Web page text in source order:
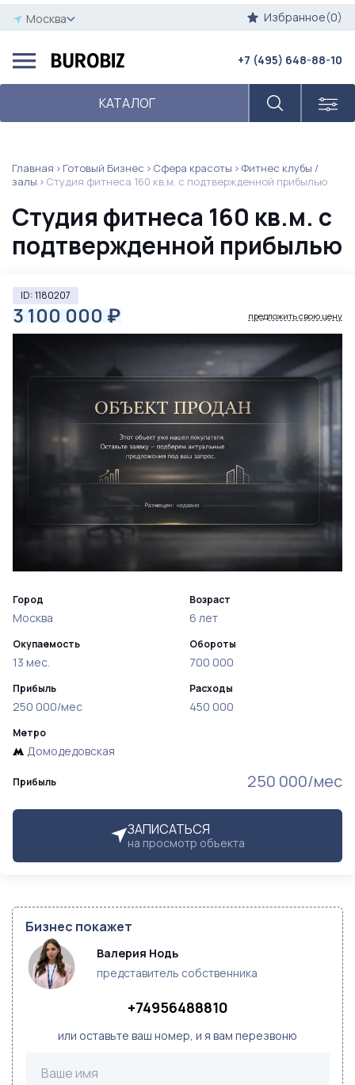
Москва Избранное(0)
КАТАЛОГ
+7 (495) 648-88-10
Главная Готовый Бизнес Сфера красоты
Фитнес клубы /
залы
Студия фитнеса 160 кв.м. с подтвержденной прибылью
Студия фитнеса 160 кв.м. с
подтвержденной прибылью
ID: 1180207
3 100 000 ₽ предложить свою цену
Прибыль 250 000/мес
ЗАПИСАТЬСЯ
на просмотр объекта
Город
Москва
Окупаемость
13 мес.
Прибыль
250 000/мес
Возраст
6 лет
Обороты
700 000
Расходы
450 000
Метро
Домодедовская
Бизнес покажет
Валерия Нодь
представитель собственника
+74956488810
или оставьте ваш номер, и я вам перезвоню